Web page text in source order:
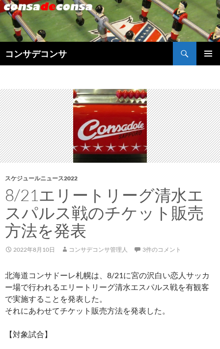
コンサデコンサ
索
ン
ツ
へ
ス
キ
ッ
プ
スケジュールニュース2022
8/21エリートリーグ清水エ
スパルス戦のチケット販売
方法を発表
2022年8月10日 コンサデコンサ管理人 3件のコメント
北海道コンサドーレ札幌は、8/21に宮の沢白い恋人サッカ
ー場で行われるエリートリーグ清水エスパルス戦を有観客
で実施することを発表した。
それにあわせてチケット販売方法を発表した。
【対象試合】